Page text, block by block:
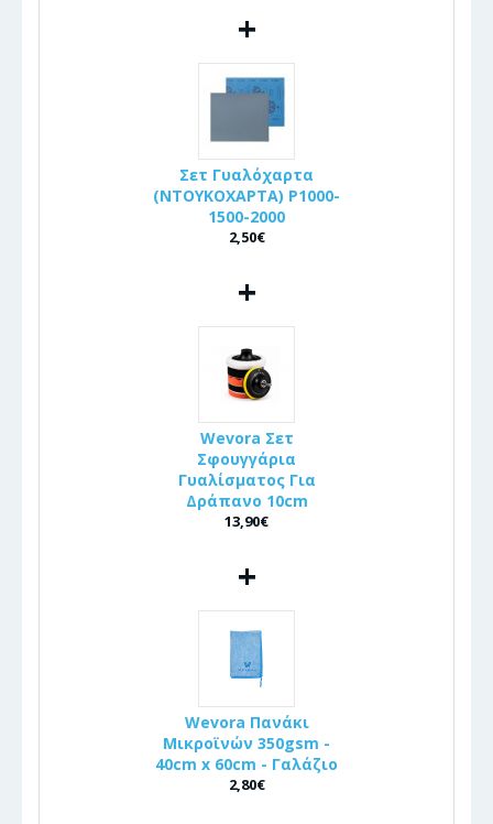
+
Σετ Γυαλόχαρτα
(ΝΤΟΥΚΟΧΑΡΤΑ) P1000-
1500-2000
2,50€
+
Wevora Σετ
Σφουγγάρια
Γυαλίσματος Για
Δράπανο 10cm
13,90€
+
Wevora Πανάκι
Μικροϊνών 350gsm -
40cm x 60cm - Γαλάζιο
2,80€